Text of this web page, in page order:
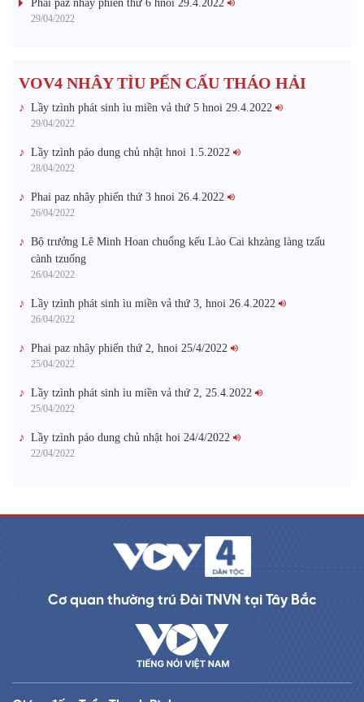
Phai paz nhây phiến thứ 6 hnoi 29.4.2022
29/04/2022
VOV4 NHÂY TÌU PẾN CẤU THÁO HẢI
Lầy tzình phát sinh ìu miền vả thứ 5 hnoi 29.4.2022
29/04/2022
Lầy tzình páo dung chủ nhật hnoi 1.5.2022
28/04/2022
Phai paz nhây phiến thứ 3 hnoi 26.4.2022
26/04/2022
Bộ trưởng Lê Minh Hoan chuổng kếu Lào Cai khzàng làng tzấu
cành tzuống​
26/04/2022
Lầy tzình phát sinh ìu miền vả thứ 3, hnoi 26.4.2022
26/04/2022
Phai paz nhây phiến thứ 2, hnoi 25/4/2022
25/04/2022
Lầy tzình phát sinh ìu miền vả thứ 2, 25.4.2022
25/04/2022
Lầy tzình páo dung chủ nhật hoi 24/4/2022
22/04/2022
Cơ quan thường trú Đài TNVN tại Tây Bắc